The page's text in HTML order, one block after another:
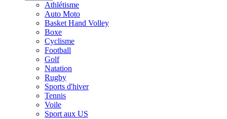
Athlétisme
Auto Moto
Basket Hand Volley
Boxe
Cyclisme
Football
Golf
Natation
Rugby
Sports d'hiver
Tennis
Voile
Sport aux US